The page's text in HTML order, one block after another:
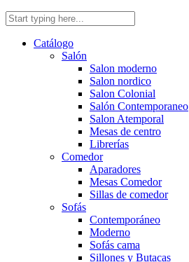
Catálogo
Salón
Salon moderno
Salon nordico
Salon Colonial
Salón Contemporaneo
Salon Atemporal
Mesas de centro
Librerías
Comedor
Aparadores
Mesas Comedor
Sillas de comedor
Sofás
Contemporáneo
Moderno
Sofás cama
Sillones y Butacas